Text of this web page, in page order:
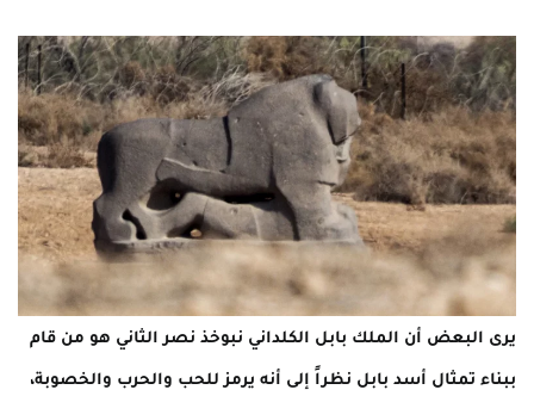
يرى البعض أن الملك بابل الكلداني نبوخذ نصر الثاني هو من قام
ببناء تمثال أسد بابل نظراً إلى أنه يرمز للحب والحرب والخصوبة،